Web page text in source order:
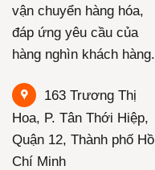
vận chuyển hàng hóa,
đáp ứng yêu cầu của
hàng nghìn khách hàng.
163 Trương Thị
Hoa, P. Tân Thới Hiệp,
Quận 12, Thành phố Hồ
Chí Minh